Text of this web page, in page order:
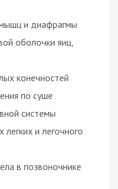
и диафрагмы
оболочки яиц,
конечностей
по суше
системы
и легочного
в позвоночнике